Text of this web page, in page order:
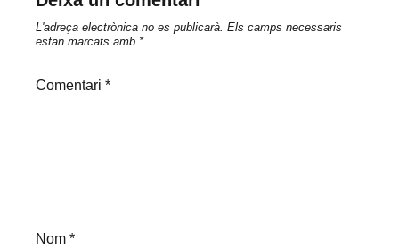
L'adreça electrònica no es publicarà. Els camps necessaris
estan marcats amb *
Comentari *
Nom *